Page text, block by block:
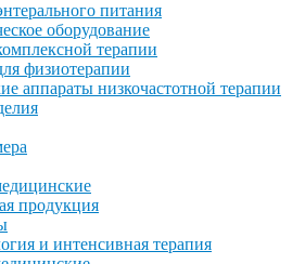
питания
оборудование
терапии
физиотерапии
аппараты низкочастотной терапии
продукция
и интенсивная терапия